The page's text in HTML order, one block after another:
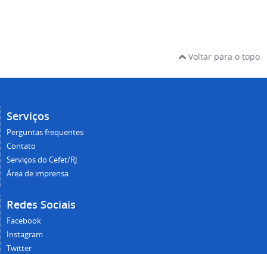
Voltar para o topo
Serviços
Perguntas frequentes
Contato
Serviços do Cefet/RJ
Área de imprensa
Redes Sociais
Facebook
Instagram
Twitter